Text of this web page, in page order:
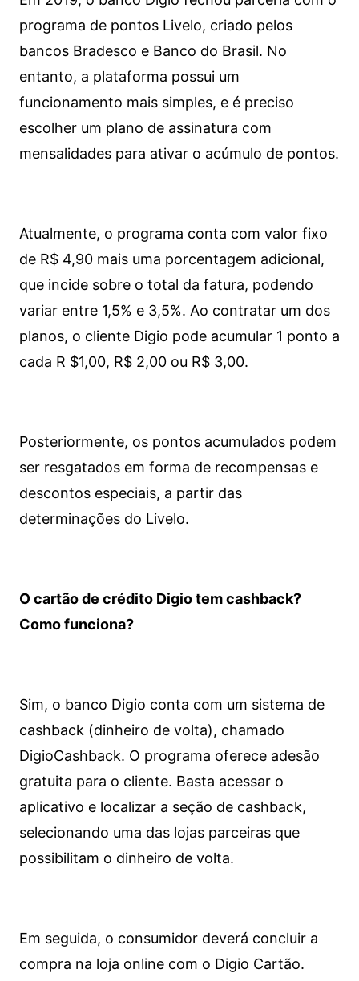
programa de pontos Livelo, criado pelos
bancos Bradesco e Banco do Brasil. No
entanto, a plataforma possui um
funcionamento mais simples, e é preciso
escolher um plano de assinatura com
mensalidades para ativar o acúmulo de pontos.
Atualmente, o programa conta com valor fixo
de R$ 4,90 mais uma porcentagem adicional,
que incide sobre o total da fatura, podendo
variar entre 1,5% e 3,5%. Ao contratar um dos
planos, o cliente Digio pode acumular 1 ponto a
cada R $1,00, R$ 2,00 ou R$ 3,00.
Posteriormente, os pontos acumulados podem
ser resgatados em forma de recompensas e
descontos especiais, a partir das
determinações do Livelo.
O cartão de crédito Digio tem cashback?
Como funciona?
Sim, o banco Digio conta com um sistema de
cashback (dinheiro de volta), chamado
DigioCashback. O programa oferece adesão
gratuita para o cliente. Basta acessar o
aplicativo e localizar a seção de cashback,
selecionando uma das lojas parceiras que
possibilitam o dinheiro de volta.
Em seguida, o consumidor deverá concluir a
compra na loja online com o Digio Cartão.